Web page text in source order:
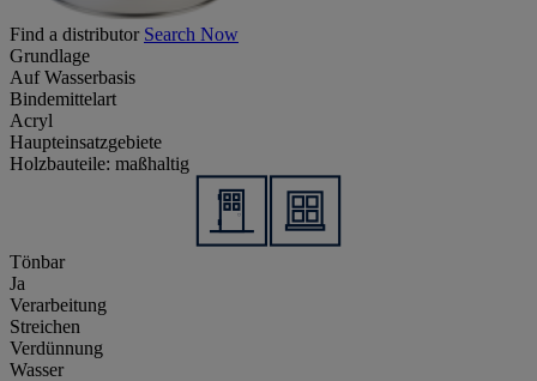
Find a distributor Search Now
Grundlage
Auf Wasserbasis
Bindemittelart
Acryl
Haupteinsatzgebiete
Holzbauteile: maßhaltig
Tönbar
Ja
Verarbeitung
Streichen
Verdünnung
Wasser